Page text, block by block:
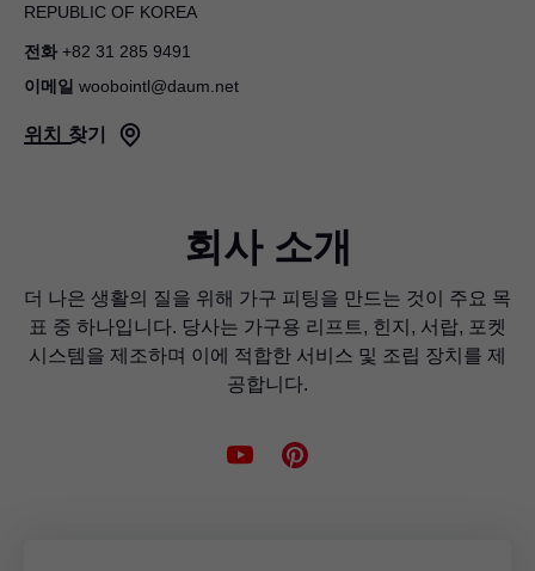
REPUBLIC OF KOREA
전화 +82 31 285 9491
이메일 woobointl@daum.net
위치 찾기
회사 소개
더 나은 생활의 질을 위해 가구 피팅을 만드는 것이 주요 목
표 중 하나입니다. 당사는 가구용 리프트, 힌지, 서랍, 포켓
시스템을 제조하며 이에 적합한 서비스 및 조립 장치를 제
공합니다.